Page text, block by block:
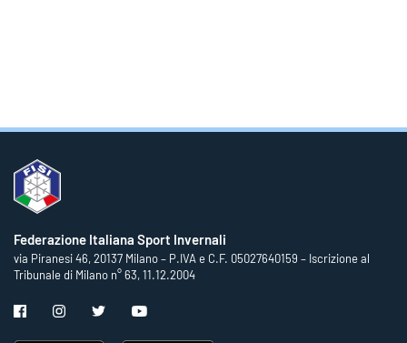
Federazione Italiana Sport Invernali
via Piranesi 46, 20137 Milano – P.IVA e C.F. 05027640159 – Iscrizione al
Tribunale di Milano n° 63, 11.12.2004